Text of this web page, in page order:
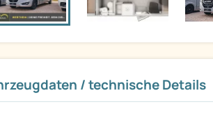
/ technische Details